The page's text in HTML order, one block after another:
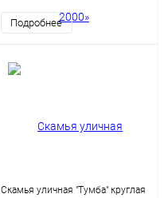
Подробнее
Скамья уличная "Тумба" круглая